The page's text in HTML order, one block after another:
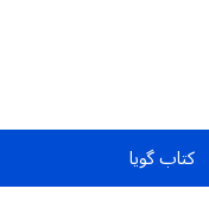
کتاب گویا